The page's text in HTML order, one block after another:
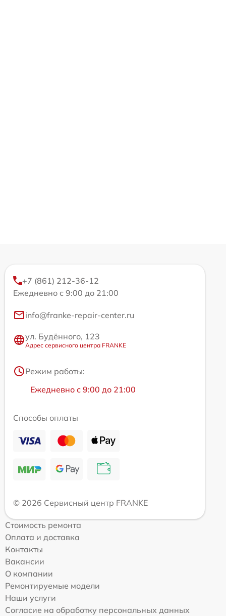
+7 (861) 212-36-12
Ежедневно с 9:00 до 21:00
info@franke-repair-center.ru
ул. Будённого, 123
Адрес сервисного центра FRANKE
Режим работы:
Ежедневно с 9:00 до 21:00
Способы оплаты
© 2026 Сервисный центр FRANKE
Стоимость ремонта
Оплата и доставка
Контакты
Вакансии
О компании
Ремонтируемые модели
Наши услуги
Согласие на обработку персональных данных